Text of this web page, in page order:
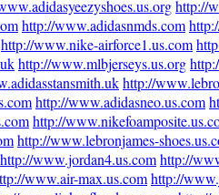
http://
http://www.adidasnmds.com
http://www.nike-airforce1.us.com
http://www.mlbjerseys.us.org
http://
http://www.adidasneo.us.com
http://
http://www.lebronjames-
http://www.jordan4.us.comhttp://
www.air-max.us.comhttp://